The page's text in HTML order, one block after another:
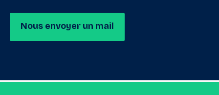
Nous envoyer un mail